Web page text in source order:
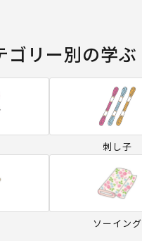
ゴリー別の学ぶ
刺し子
ソーイング